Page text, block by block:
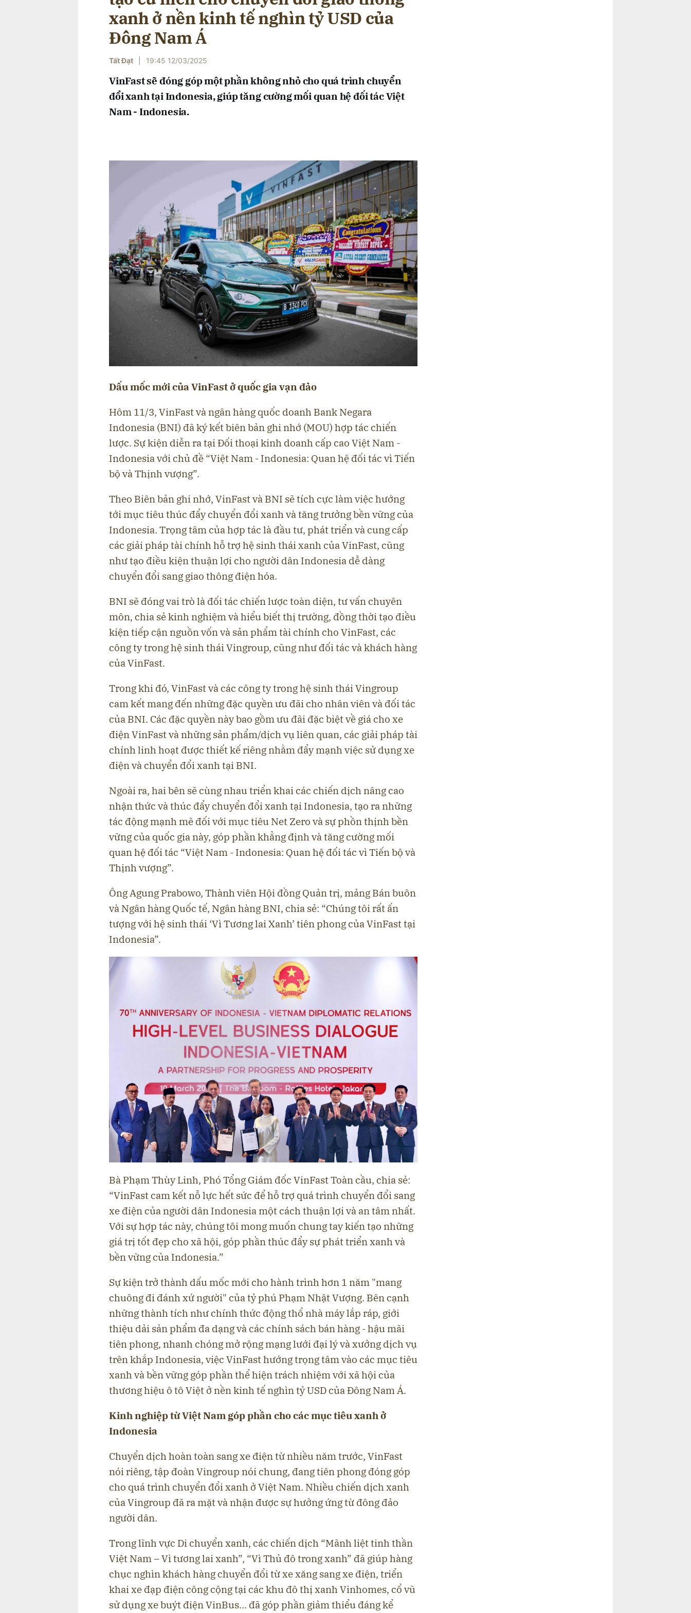
xanh ở nền kinh tế nghìn tỷ USD của
Đông Nam Á
Tất Đạt 19:45 12/03/2025
VinFast sẽ đóng góp một phần không nhỏ cho quá trình chuyển
đổi xanh tại Indonesia, giúp tăng cường mối quan hệ đối tác Việt
Nam - Indonesia.
Dấu mốc mới của VinFast ở quốc gia vạn đảo
Hôm 11/3, VinFast và ngân hàng quốc doanh Bank Negara
Indonesia (BNI) đã ký kết biên bản ghi nhớ (MOU) hợp tác chiến
lược. Sự kiện diễn ra tại Đối thoại kinh doanh cấp cao Việt Nam -
Indonesia với chủ đề “Việt Nam - Indonesia: Quan hệ đối tác vì Tiến
bộ và Thịnh vượng”.
Theo Biên bản ghi nhớ, VinFast và BNI sẽ tích cực làm việc hướng
tới mục tiêu thúc đẩy chuyển đổi xanh và tăng trưởng bền vững của
Indonesia. Trọng tâm của hợp tác là đầu tư, phát triển và cung cấp
các giải pháp tài chính hỗ trợ hệ sinh thái xanh của VinFast, cũng
như tạo điều kiện thuận lợi cho người dân Indonesia dễ dàng
chuyển đổi sang giao thông điện hóa.
BNI sẽ đóng vai trò là đối tác chiến lược toàn diện, tư vấn chuyên
môn, chia sẻ kinh nghiệm và hiểu biết thị trường, đồng thời tạo điều
kiện tiếp cận nguồn vốn và sản phẩm tài chính cho VinFast, các
công ty trong hệ sinh thái Vingroup, cũng như đối tác và khách hàng
của VinFast.
Trong khi đó, VinFast và các công ty trong hệ sinh thái Vingroup
cam kết mang đến những đặc quyền ưu đãi cho nhân viên và đối tác
của BNI. Các đặc quyền này bao gồm ưu đãi đặc biệt về giá cho xe
điện VinFast và những sản phẩm/dịch vụ liên quan, các giải pháp tài
chính linh hoạt được thiết kế riêng nhằm đẩy mạnh việc sử dụng xe
điện và chuyển đổi xanh tại BNI.
Ngoài ra, hai bên sẽ cùng nhau triển khai các chiến dịch nâng cao
nhận thức và thúc đẩy chuyển đổi xanh tại Indonesia, tạo ra những
tác động mạnh mẽ đối với mục tiêu Net Zero và sự phồn thịnh bền
vững của quốc gia này, góp phần khẳng định và tăng cường mối
quan hệ đối tác “Việt Nam - Indonesia: Quan hệ đối tác vì Tiến bộ và
Thịnh vượng”.
Ông Agung Prabowo, Thành viên Hội đồng Quản trị, mảng Bán buôn
và Ngân hàng Quốc tế, Ngân hàng BNI, chia sẻ: “Chúng tôi rất ấn
tượng với hệ sinh thái ‘Vì Tương lai Xanh’ tiên phong của VinFast tại
Indonesia”.
Bà Phạm Thùy Linh, Phó Tổng Giám đốc VinFast Toàn cầu, chia sẻ:
“VinFast cam kết nỗ lực hết sức để hỗ trợ quá trình chuyển đổi sang
xe điện của người dân Indonesia một cách thuận lợi và an tâm nhất.
Với sự hợp tác này, chúng tôi mong muốn chung tay kiến tạo những
giá trị tốt đẹp cho xã hội, góp phần thúc đẩy sự phát triển xanh và
bền vững của Indonesia.”
Sự kiện trở thành dấu mốc mới cho hành trình hơn 1 năm "mang
chuông đi đánh xứ người" của tỷ phú Phạm Nhật Vượng. Bên cạnh
những thành tích như chính thức động thổ nhà máy lắp ráp, giới
thiệu dải sản phẩm đa dạng và các chính sách bán hàng - hậu mãi
tiên phong, nhanh chóng mở rộng mạng lưới đại lý và xưởng dịch vụ
trên khắp Indonesia, việc VinFast hướng trọng tâm vào các mục tiêu
xanh và bền vững góp phần thể hiện trách nhiệm với xã hội của
thương hiệu ô tô Việt ở nền kinh tế nghìn tỷ USD của Đông Nam Á.
Kinh nghiệp từ Việt Nam góp phần cho các mục tiêu xanh ở
Indonesia
Chuyển dịch hoàn toàn sang xe điện từ nhiều năm trước, VinFast
nói riêng, tập đoàn Vingroup nói chung, đang tiên phong đóng góp
cho quá trình chuyển đổi xanh ở Việt Nam. Nhiều chiến dịch xanh
của Vingroup đã ra mặt và nhận được sự hưởng ứng từ đông đảo
người dân.
Trong lĩnh vực Di chuyển xanh, các chiến dịch “Mãnh liệt tinh thần
Việt Nam – Vì tương lai xanh”, “Vì Thủ đô trong xanh” đã giúp hàng
chục nghìn khách hàng chuyển đổi từ xe xăng sang xe điện, triển
khai xe đạp điện công cộng tại các khu đô thị xanh Vinhomes, cổ vũ
sử dụng xe buýt điện VinBus… đã góp phần giảm thiểu đáng kể